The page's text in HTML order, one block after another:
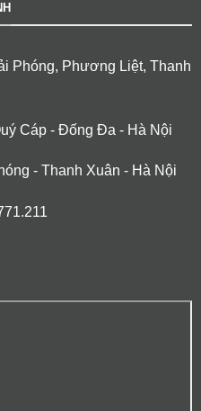
Phóng, Phương Liệt, Thanh
Cáp - Đống Đa - Hà Nội
- Thanh Xuân - Hà Nội